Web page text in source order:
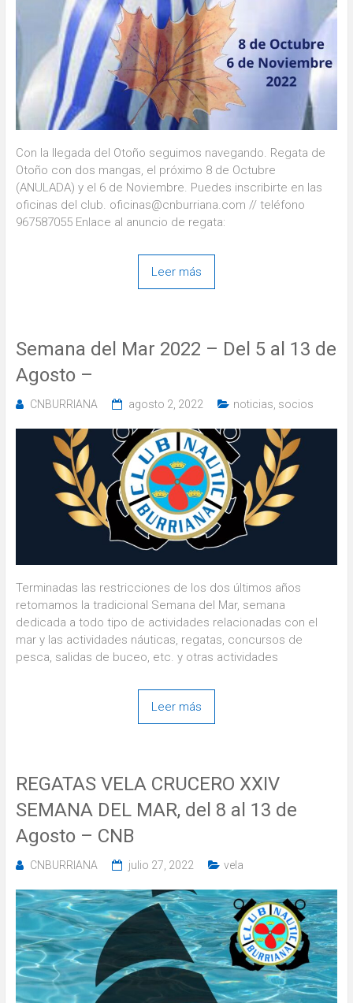
Con la llegada del Otoño seguimos navegando. Regata de
Otoño con dos mangas, el próximo 8 de Octubre
(ANULADA) y el 6 de Noviembre. Puedes inscribirte en las
oficinas del club. oficinas@cnburriana.com // teléfono
967587055 Enlace al anuncio de regata:
Leer más
Semana del Mar 2022 – Del 5 al 13 de
Agosto –
CNBURRIANA agosto 2, 2022 noticias, socios
Terminadas las restricciones de los dos últimos años
retomamos la tradicional Semana del Mar, semana
dedicada a todo tipo de actividades relacionadas con el
mar y las actividades náuticas, regatas, concursos de
pesca, salidas de buceo, etc. y otras actividades
Leer más
REGATAS VELA CRUCERO XXIV
SEMANA DEL MAR, del 8 al 13 de
Agosto – CNB
CNBURRIANA julio 27, 2022 vela